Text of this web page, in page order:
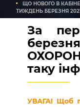
ЩО НОВОГО В
ТИЖДЕНЬ БЕРЕЗНЯ
За
таку
УВАГА! Щоб